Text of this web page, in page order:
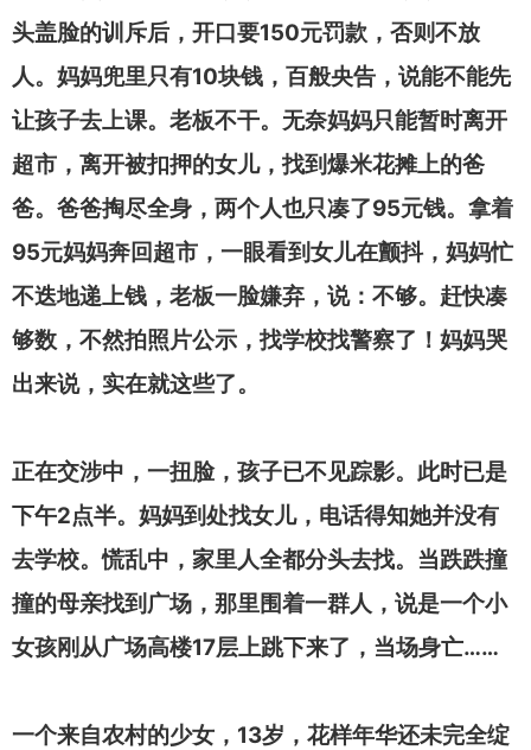
头盖脸的训斥后，开口要150元罚款，否则不放
人。妈妈兜里只有10块钱，百般央告，说能不能先
让孩子去上课。老板不干。无奈妈妈只能暂时离开
超市，离开被扣押的女儿，找到爆米花摊上的爸
爸。爸爸掏尽全身，两个人也只凑了95元钱。拿着
95元妈妈奔回超市，一眼看到女儿在颤抖，妈妈忙
不迭地递上钱，老板一脸嫌弃，说：不够。赶快凑
够数，不然拍照片公示，找学校找警察了！妈妈哭
出来说，实在就这些了。
正在交涉中，一扭脸，孩子已不见踪影。此时已是
下午2点半。妈妈到处找女儿，电话得知她并没有
去学校。慌乱中，家里人全都分头去找。当跌跌撞
撞的母亲找到广场，那里围着一群人，说是一个小
女孩刚从广场高楼17层上跳下来了，当场身亡……
一个来自农村的少女， 13岁，花样年华还未完全绽